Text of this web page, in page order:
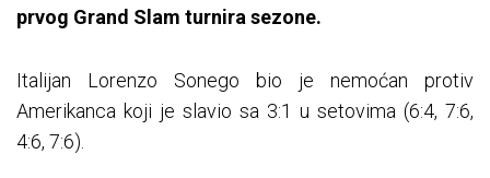
prvog Grand Slam turnira sezone.
Italijan Lorenzo Sonego bio je nemoćan protiv
Amerikanca koji je slavio sa 3:1 u setovima (6:4, 7:6,
4:6, 7:6).